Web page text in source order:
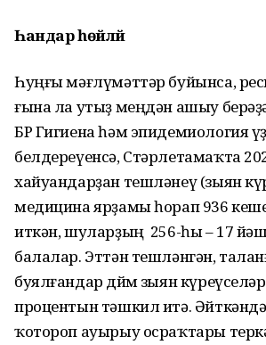
Һандар һөйләй
Һуңғы мәғлүмәттәр буйынса,
ғына ла утыҙ меңдән ашыу
БР Гигиена һәм эпидемиология
белдереүенсә, Стәрлетамаҡта
хайуандарҙан тешләнеү (зыян
медицина ярҙамы һорап 936 кеше
иткән, шуларҙың 256-һы – 17
балалар. Эттән тешләнгән,
буялғандар дөйөм зыян
процентын тәшкил итә.
ҡотороп ауырыу осраҡтары